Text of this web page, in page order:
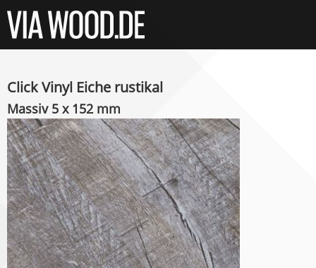
Click Vinyl Eiche rustikal
Massiv 5 x 152 mm